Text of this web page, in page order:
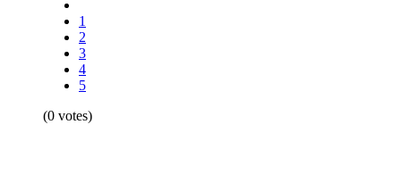
1
2
3
4
5
(0 votes)